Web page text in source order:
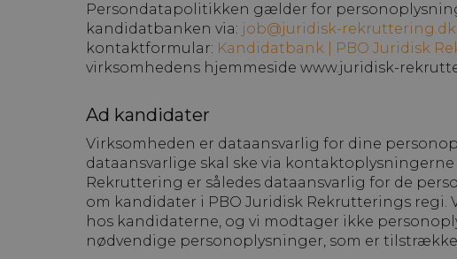
Persondatapolitikken gælder for
kandidatbanken via: job@juridisk-rekruttering.dk
kontaktformular: Kandidatbank | PBO Juridisk
virksomhedens hjemmeside www.juridisk-
Ad kandidater
Virksomheden er dataansvarlig for dine
dataansvarlige skal ske via
Rekruttering er således dataansvarlig for de
om kandidater i PBO Juridisk Rekrutterings
hos kandidaterne, og vi modtager ikke
nødvendige personoplysninger, som er